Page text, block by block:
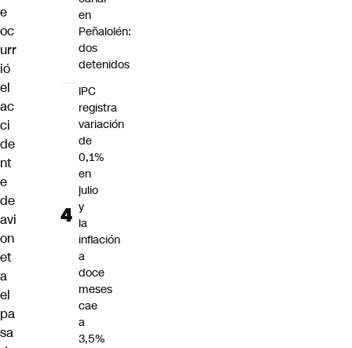
e
oc
urr
ió
el
ac
ci
de
nt
e
de
avi
on
et
a
el
pa
sa
en
Peñalolén:
dos
detenidos
IPC
registra
variación
de
0,1%
en
julio
y
la
inflación
a
doce
meses
cae
a
3,5%